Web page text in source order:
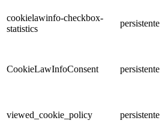
cookielawinfo-checkbox-
statistics
persistente
CookieLawInfoConsent persistente
viewed_cookie_policy persistente